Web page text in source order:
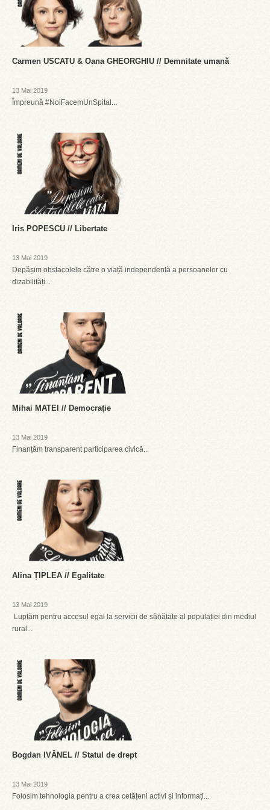
Carmen USCATU & Oana GHEORGHIU // Demnitate umană
13 Mai 2019
Împreună #NoiFacemUnSpital...
Iris POPESCU // Libertate
13 Mai 2019
Depășim obstacolele către o viață independentă a persoanelor cu
dizabilități...
Mihai MATEI // Democrație
13 Mai 2019
Finanțăm transparent participarea civică...
Alina ȚIPLEA // Egalitate
13 Mai 2019
Luptăm pentru accesul egal la servicii de sănătate al populației din mediul
rural...
Bogdan IVĂNEL // Statul de drept
13 Mai 2019
Folosim tehnologia pentru a crea cetățeni activi și informați...